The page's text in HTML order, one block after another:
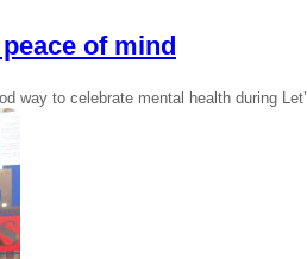
of mind
way to celebrate mental health during